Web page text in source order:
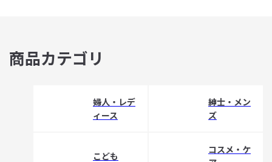
商品カテゴリ
婦人・レデ
ィース
紳士・メン
ズ
こども
コスメ・ケ